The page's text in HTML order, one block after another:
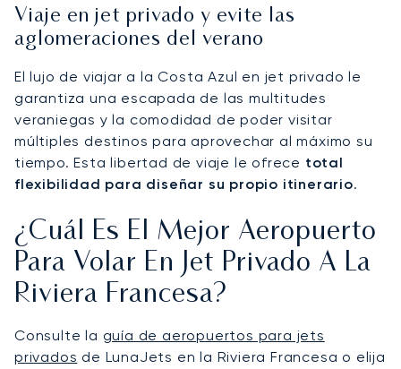
Viaje en jet privado y evite las
aglomeraciones del verano
El lujo de viajar a la Costa Azul en jet privado le
garantiza una escapada de las multitudes
veraniegas y la comodidad de poder visitar
múltiples destinos para aprovechar al máximo su
tiempo. Esta libertad de viaje le ofrece total
flexibilidad para diseñar su propio itinerario.
¿Cuál Es El Mejor Aeropuerto
Para Volar En Jet Privado A La
Riviera Francesa?
Consulte la guía de aeropuertos para jets
privados de LunaJets en la Riviera Francesa o elija